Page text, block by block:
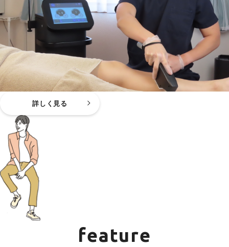
詳しく見る
feature